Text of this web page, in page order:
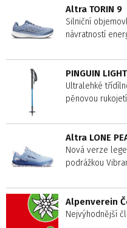
Altra TORIN 9
Silniční
návratností
PINGUIN
Ultralehké
pěnovou
Altra LONE
Nová verze
podrážkou
Alpenverein
Nejvýhodnější